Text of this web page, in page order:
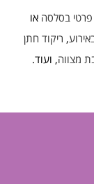
פרטי בסלסה או
, ריקוד חתן
מצווה, ועוד.